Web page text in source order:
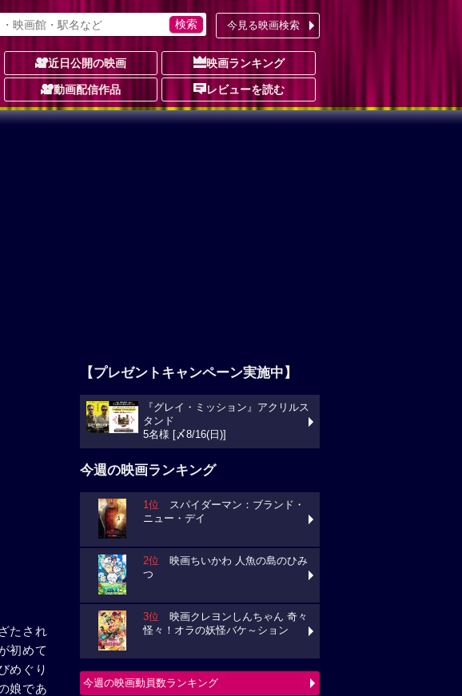
今見る映画検索
近日公開の映画 映画ランキング
動画配信作品 レビューを読む
たされ
初めて
めぐり
娘であ
【プレゼントキャンペーン実施中】
『グレイ・ミッション』アクリルス
タンド
5名様 [〆8/16(日)]
今週の映画ランキング
1位 スパイダーマン：ブランド・
ニュー・デイ
2位 映画ちいかわ 人魚の島のひみ
つ
3位 映画クレヨンしんちゃん 奇々
怪々！オラの妖怪バケ～ション
今週の映画動員数ランキング